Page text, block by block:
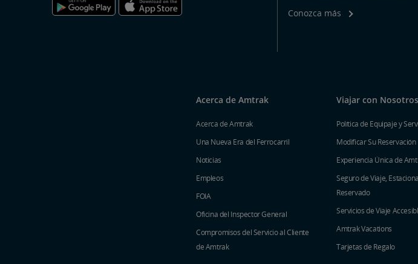
Conozca más
Acerca de Amtrak
Acerca de Amtrak
Una Nueva Era del Ferrocarril
Noticias
Empleos
FOIA
Oficina del Inspector General
Compromisos del Servicio al Cliente
de Amtrak
Viajar con Nosotros
Política de Equipaje y
Modificar Su Reservación
Experiencia Única de
Seguro de Viaje,
Reservado
Servicios de Viaje
Amtrak Vacations
Tarjetas de Regalo